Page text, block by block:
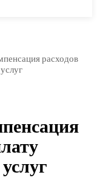
расходов